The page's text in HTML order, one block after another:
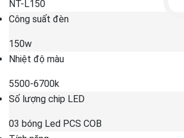
NT-L150
Công suất đèn
150w
Nhiệt độ màu
5500-6700k
Số lượng chip LED
03 bóng Led PCS COB